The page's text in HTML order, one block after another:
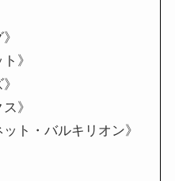
》
》
ト・バルキリオン》